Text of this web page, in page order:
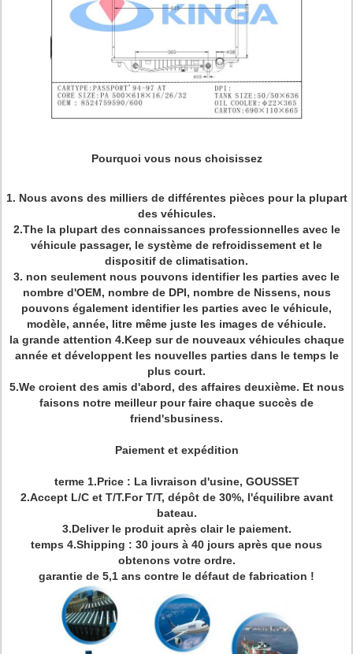
Pourquoi vous nous choisissez
1. Nous avons des milliers de différentes pièces pour la plupart
des véhicules.
2.The la plupart des connaissances professionnelles avec le
véhicule passager, le système de refroidissement et le
dispositif de climatisation.
3. non seulement nous pouvons identifier les parties avec le
nombre d'OEM, nombre de DPI, nombre de Nissens, nous
pouvons également identifier les parties avec le véhicule,
modèle, année, litre même juste les images de véhicule.
la grande attention 4.Keep sur de nouveaux véhicules chaque
année et développent les nouvelles parties dans le temps le
plus court.
5.We croient des amis d'abord, des affaires deuxième. Et nous
faisons notre meilleur pour faire chaque succès de
friend'sbusiness.
Paiement et expédition
terme 1.Price : La livraison d'usine, GOUSSET
2.Accept L/C et T/T.For T/T, dépôt de 30%, l'équilibre avant
bateau.
3.Deliver le produit après clair le paiement.
temps 4.Shipping : 30 jours à 40 jours après que nous
obtenons votre ordre.
garantie de 5,1 ans contre le défaut de fabrication !